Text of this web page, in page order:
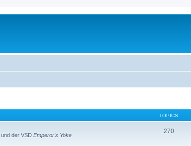
TOPICS
und der VSD Emperor's Yoke
270